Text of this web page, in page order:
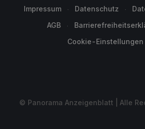
Impressum Datenschutz
AGB
Cookie-Einstellungen
© Panorama Anzeigenblatt | Alle